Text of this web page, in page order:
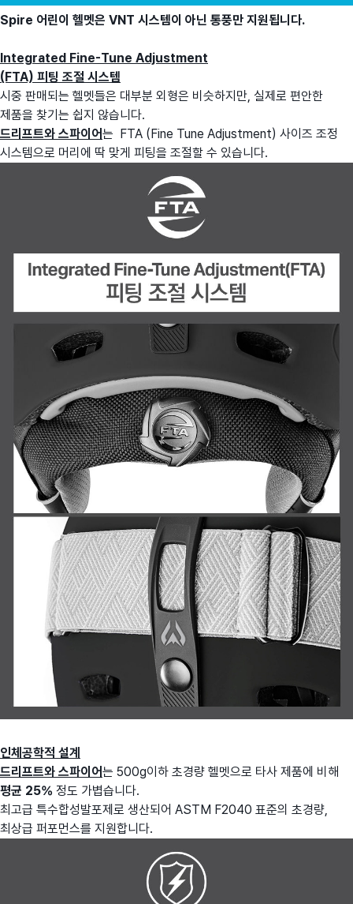
Spire 어린이 헬멧은 VNT 시스템이 아닌 통풍만 지원됩니다.
Integrated Fine-Tune Adjustment
(FTA) 피팅 조절 시스템
시중 판매되는 헬멧들은 대부분 외형은 비슷하지만, 실제로 편안한
제품을 찾기는 쉽지 않습니다.
드리프트와 스파이어는 FTA (Fine Tune Adjustment) 사이즈 조정
시스템으로 머리에 딱 맞게 피팅을 조절할 수 있습니다.
인체공학적 설계
드리프트와 스파이어는 500g이하 초경량 헬멧으로 타사 제품에 비해
평균 25% 정도 가볍습니다.
최고급 특수합성발포제로 생산되어 ASTM F2040 표준의 초경량,
최상급 퍼포먼스를 지원합니다.